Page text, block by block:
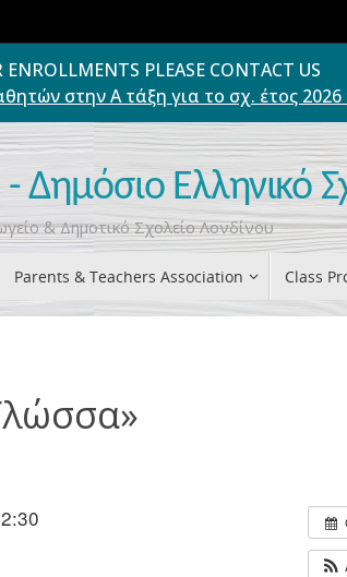
ENROLLMENTS PLEASE CONTACT US
στην Α τάξη για το σχ. έτος 2026
Ελληνικό
& Δημοτικό Σχολείο Λονδίνου
Parents & Teachers Association Class